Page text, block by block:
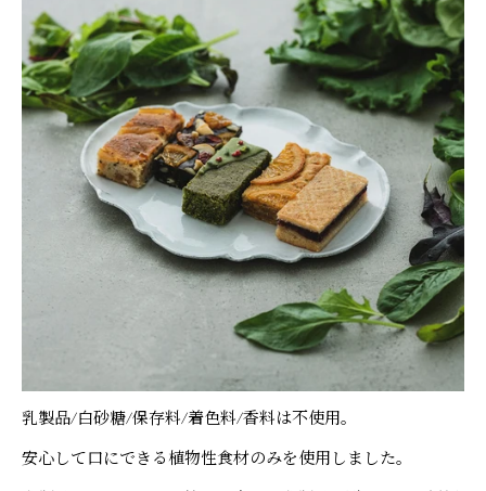
乳製品/白砂糖/保存料/着色料/香料は不使用。
安心して口にできる植物性食材のみを使用しました。